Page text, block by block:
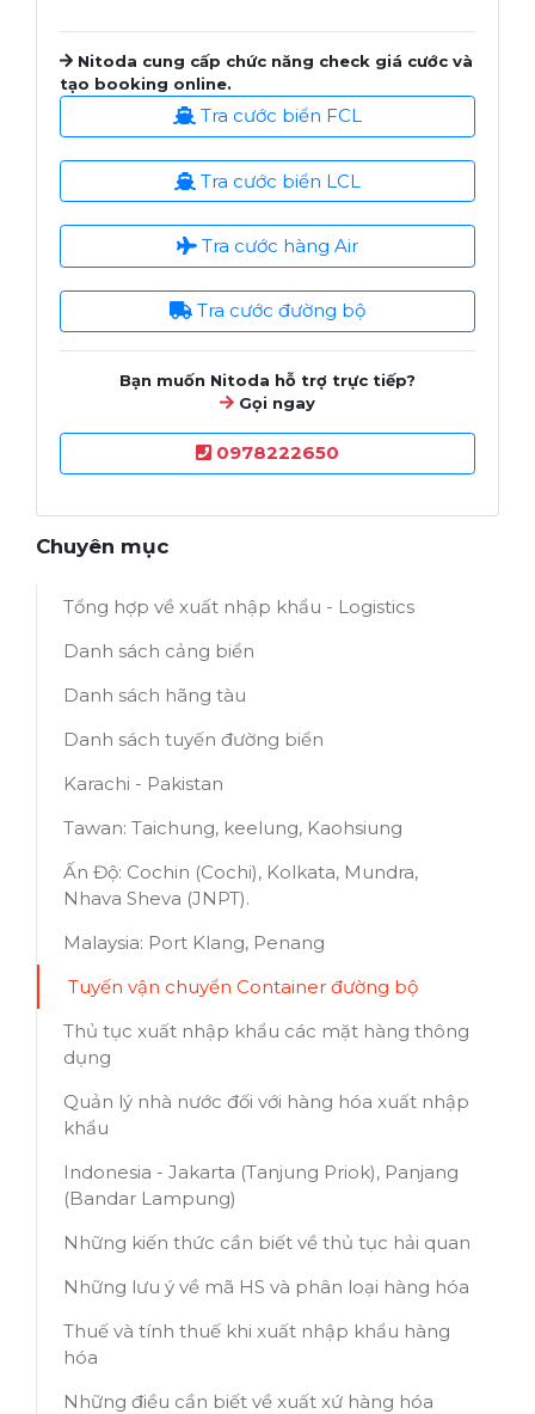
Nitoda cung cấp chức năng check giá cước và
tạo booking online.
Tra cước biển FCL
Tra cước biển LCL
Tra cước hàng Air
Tra cước đường bộ
Bạn muốn Nitoda hỗ trợ trực tiếp?
Gọi ngay
0978222650
Chuyên mục
Tổng hợp về xuất nhập khẩu - Logistics
Danh sách cảng biển
Danh sách hãng tàu
Danh sách tuyến đường biển
Karachi - Pakistan
Tawan: Taichung, keelung, Kaohsiung
Ấn Độ: Cochin (Cochi), Kolkata, Mundra,
Nhava Sheva (JNPT).
Malaysia: Port Klang, Penang
Tuyến vận chuyển Container đường bộ
Thủ tục xuất nhập khẩu các mặt hàng thông
dụng
Quản lý nhà nước đối với hàng hóa xuất nhập
khẩu
Indonesia - Jakarta (Tanjung Priok), Panjang
(Bandar Lampung)
Những kiến thức cần biết về thủ tục hải quan
Những lưu ý về mã HS và phân loại hàng hóa
Thuế và tính thuế khi xuất nhập khẩu hàng
hóa
Những điều cần biết về xuất xứ hàng hóa